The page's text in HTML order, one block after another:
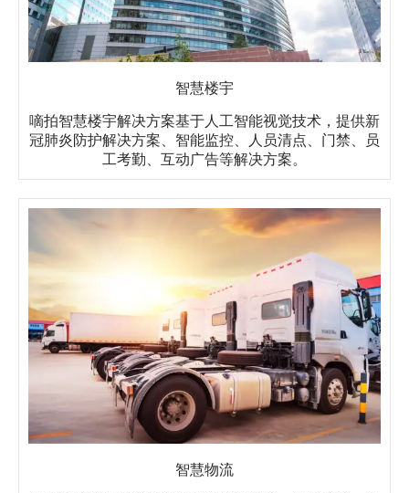
智慧楼宇
嘀拍智慧楼宇解决方案基于人工智能视觉技术，提供新
冠肺炎防护解决方案、智能监控、人员清点、门禁、员
工考勤、互动广告等解决方案。
智慧物流